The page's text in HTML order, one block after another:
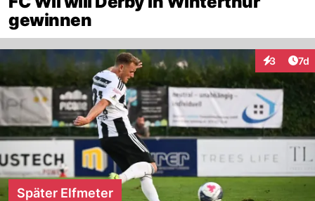
gewinnen
3 7d
Später Elfmeter